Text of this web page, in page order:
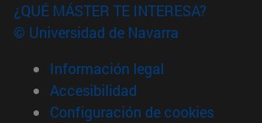
¿QUÉ MÁSTER TE INTERESA?
© Universidad de Navarra
Información legal
Accesibilidad
Configuración de cookies